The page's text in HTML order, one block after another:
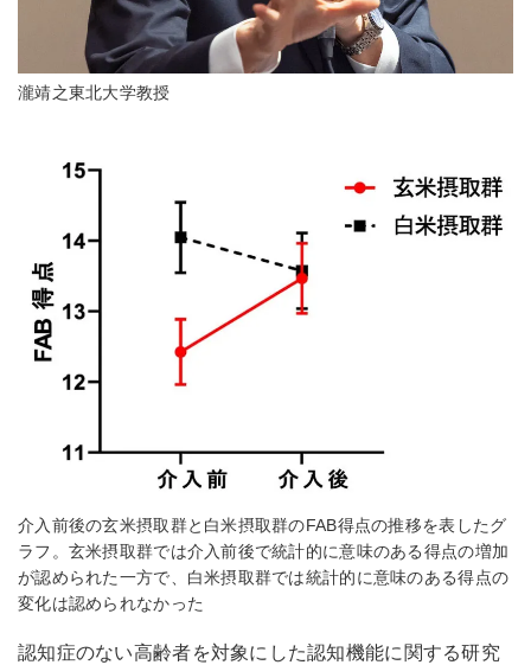
瀧靖之東北大学教授
介入前後の玄米摂取群と白米摂取群のFAB得点の推移を表したグ
ラフ。玄米摂取群では介入前後で統計的に意味のある得点の増加
が認められた一方で、白米摂取群では統計的に意味のある得点の
変化は認められなかった
認知症のない高齢者を対象にした認知機能に関する研究